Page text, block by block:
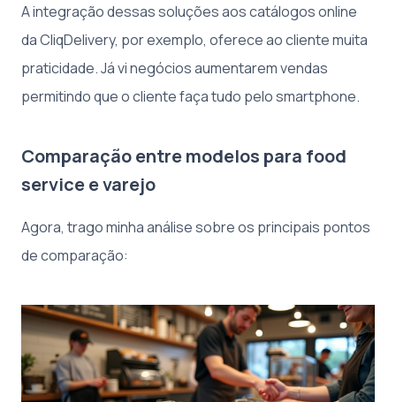
A integração dessas soluções aos catálogos online
da CliqDelivery, por exemplo, oferece ao cliente muita
praticidade. Já vi negócios aumentarem vendas
permitindo que o cliente faça tudo pelo smartphone.
Comparação entre modelos para food
service e varejo
Agora, trago minha análise sobre os principais pontos
de comparação: